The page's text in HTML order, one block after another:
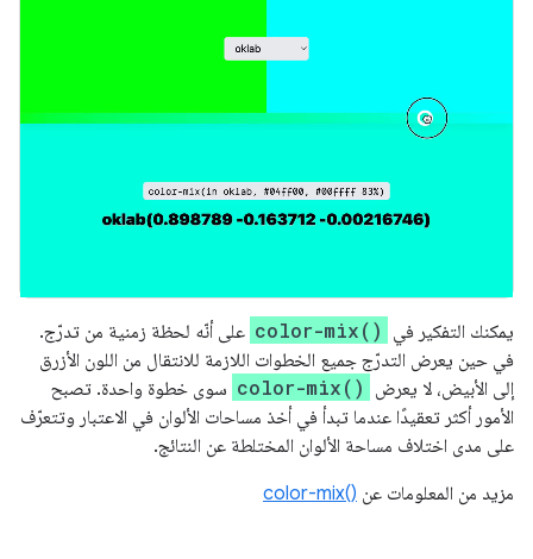
يمكنك التفكير في color-mix() على أنّه لحظة زمنية من تدرّج.
في حين يعرض التدرّج جميع الخطوات اللازمة للانتقال من اللون الأزرق
إلى الأبيض، لا يعرض color-mix() سوى خطوة واحدة. تصبح
الأمور أكثر تعقيدًا عندما تبدأ في أخذ مساحات الألوان في الاعتبار وتتعرّف
على مدى اختلاف مساحة الألوان المختلطة عن النتائج.
مزيد من المعلومات عن color-mix()‎